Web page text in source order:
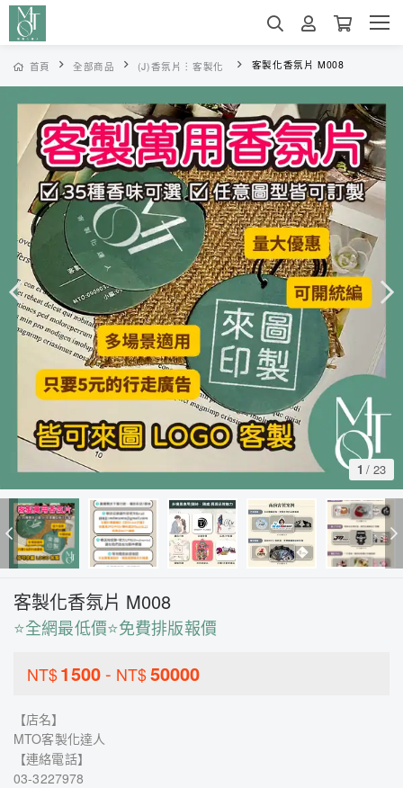
首頁 全部商品 (J)香氛片︙客製化 客製化香氛片 M008
1 / 23
客製化香氛片 M008
⭐全網最低價⭐免費排版報價
NT$1500 - NT$50000
【店名】
MTO客製化達人
【連絡電話】
03-3227978